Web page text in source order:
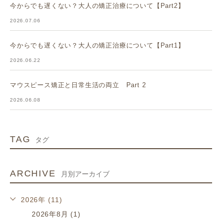
今からでも遅くない？大人の矯正治療について【Part2】
2026.07.06
今からでも遅くない？大人の矯正治療について【Part1】
2026.06.22
マウスピース矯正と日常生活の両立 Part 2
2026.06.08
TAG タグ
ARCHIVE 月別アーカイブ
2026年 (11)
2026年8月 (1)